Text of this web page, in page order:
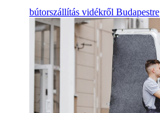
bútorszállítás vidékről Budapestre